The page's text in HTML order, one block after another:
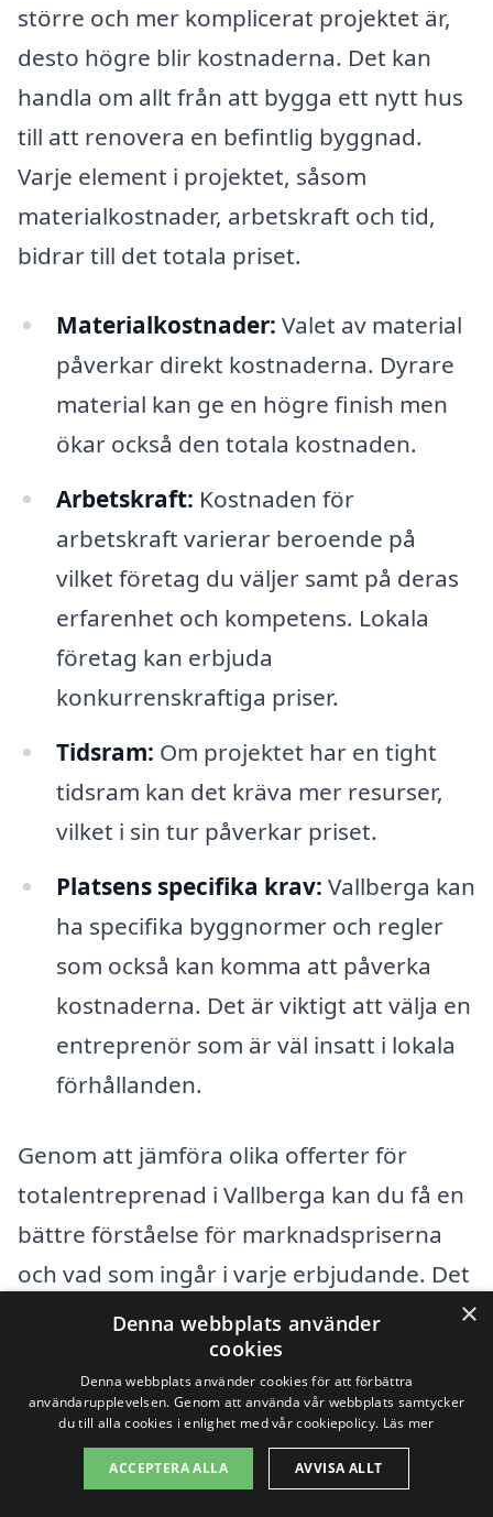
större och mer komplicerat projektet är,
desto högre blir kostnaderna. Det kan
handla om allt från att bygga ett nytt hus
till att renovera en befintlig byggnad.
Varje element i projektet, såsom
materialkostnader, arbetskraft och tid,
bidrar till det totala priset.
Materialkostnader: Valet av material
påverkar direkt kostnaderna. Dyrare
material kan ge en högre finish men
ökar också den totala kostnaden.
Arbetskraft: Kostnaden för
arbetskraft varierar beroende på
vilket företag du väljer samt på deras
erfarenhet och kompetens. Lokala
företag kan erbjuda
konkurrenskraftiga priser.
Tidsram: Om projektet har en tight
tidsram kan det kräva mer resurser,
vilket i sin tur påverkar priset.
Platsens specifika krav: Vallberga kan
ha specifika byggnormer och regler
som också kan komma att påverka
kostnaderna. Det är viktigt att välja en
entreprenör som är väl insatt i lokala
förhållanden.
Genom att jämföra olika offerter för
totalentreprenad i Vallberga kan du få en
bättre förståelse för marknadspriserna
och vad som ingår i varje erbjudande. Det
är alltid en bra idé att kontrollera
referenser och tidigare projekt som
entreprenören har genomfört. Genom att
använda en plattform som
totalentreprenad-pris.se kan du enkelt
×
Denna webbplats använder
cookies
Denna webbplats använder cookies för att förbättra
användarupplevelsen. Genom att använda vår webbplats samtycker
du till alla cookies i enlighet med vår cookiepolicy. Läs mer
ACCEPTERA ALLA AVVISA ALLT